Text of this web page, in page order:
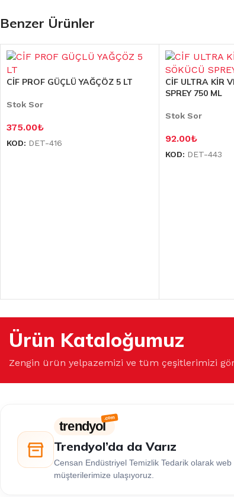
Benzer Ürünler
CİF PROF GÜÇLÜ YAĞÇÖZ 5 LT
Stok Sor
375.00₺
KOD: DET-416
CİF ULTRA KİR
SPREY 750 ML
Stok Sor
92.00₺
KOD: DET-443
Ürün Kataloğumuz
Zengin ürün yelpazemizi ve tüm çeşitlerimizi
trendyol
Trendyol’da da Varız
Censan Endüstriyel Temizlik Tedarik olarak
müşterilerimize ulaşıyoruz.